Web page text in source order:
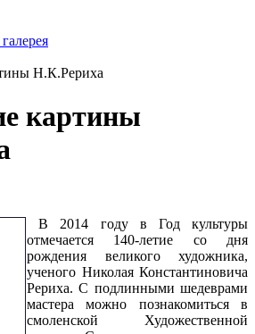
Н.К.Рериха
картины
В 2014 году в Год культуры
отмечается 140-летие со дня
рождения великого художника,
ученого Николая Константиновича
Рериха. С подлинными шедеврами
мастера можно познакомиться в
смоленской Художественной